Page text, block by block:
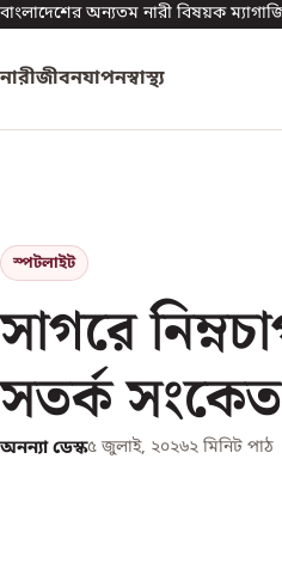
বাংলাদেশের অন্যতম নারী বিষয়ক
নারীজীবনযাপনস্বাস্থ্য
স্পটলাইট
সাগরে
সতর্ক সংকেত
অনন্যা ডেস্ক৫ জুলাই, ২০২৬২ মিনিট পাঠ